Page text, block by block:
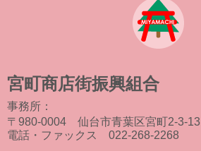
宮町商店街振興組合
事務所：
〒980-0004 仙台市青葉区宮町2-3-13
電話・ファックス 022-268-2268